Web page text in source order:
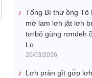
Tổng Ƀí thư ồng Tô
mờ lam lơh jăt lơh
tơrbŏ gùng rơndeh
Lo
20/03/2026
Lơh pràn gĭt gơ̆p